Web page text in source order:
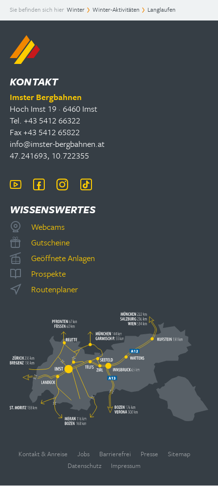
Sie befinden sich hier Winter Winter-Aktivitäten Langlaufen
KONTAKT
Imster Bergbahnen
Hoch Imst 19 · 6460 Imst
Tel. +43 5412 66322
Fax +43 5412 65822
info@imster-bergbahnen.at
47.241693, 10.722355
WISSENSWERTES
Webcams
Gutscheine
Geöffnete Anlagen
Prospekte
Routenplaner
Kontakt & Anreise Jobs Barrierefrei Presse
Sitemap
Datenschutz
Impressum